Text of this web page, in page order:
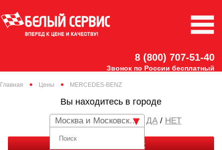
8 (800) 707-51-40
Звонок по России бесплатный
Главная Цены MERCEDES-BENZ
Вы находитесь в городе
Москва и Московская область
/ НЕТ
ЗАКАЗАТЬ ЗВОНОК